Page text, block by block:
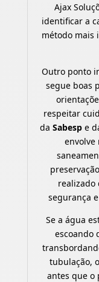
Ajax
identificar a
método mais
Outro ponto
segue boas
respeitar
daSabesp e
envolve
realizado
segurança
Se a água
escoando
tubulação,
antes que o